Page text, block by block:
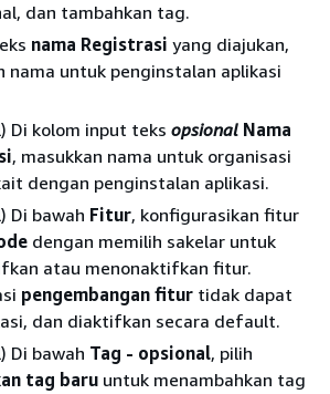
dan tambahkan tag.
nama Registrasi yang diajukan,
nama untuk penginstalan aplikasi
Di kolom input teks opsional Nama
, masukkan nama untuk organisasi
dengan penginstalan aplikasi.
Di bawah Fitur, konfigurasikan fitur
dengan memilih sakelar untuk
atau menonaktifkan fitur.
pengembangan fitur tidak dapat
dan diaktifkan secara default.
Di bawah Tag - opsional, pilih
tag baru untuk menambahkan tag